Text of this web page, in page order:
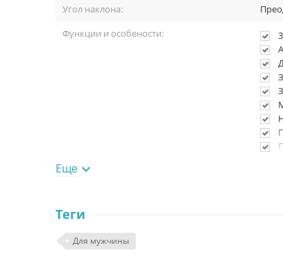
В конструкции всё предусмотрено:
Угол наклона:
Функции и особености:
Емкость аккумулятора:
Еще 
Теги
Для мужчины